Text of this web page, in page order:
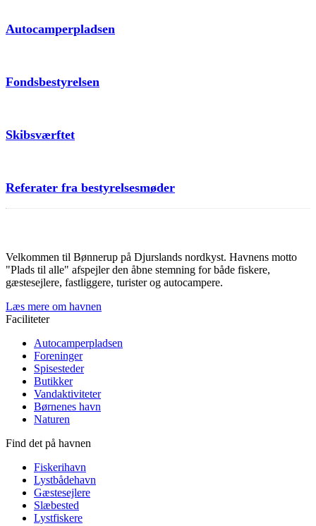
Autocamperpladsen
Fondsbestyrelsen
Skibsværftet
Referater fra bestyrelsesmøder
Velkommen til Bønnerup på Djurslands nordkyst. Havnens motto
"Plads til alle" afspejler den åbne stemning for både fiskere,
gæstesejlere, fastliggere, turister og autocampere.
Læs mere om havnen
Faciliteter
Autocamperpladsen
Foreninger
Spisesteder
Butikker
Vandaktiviteter
Børnenes havn
Naturen
Find det på havnen
Fiskerihavn
Lystbådehavn
Gæstesejlere
Slæbested
Lystfiskere